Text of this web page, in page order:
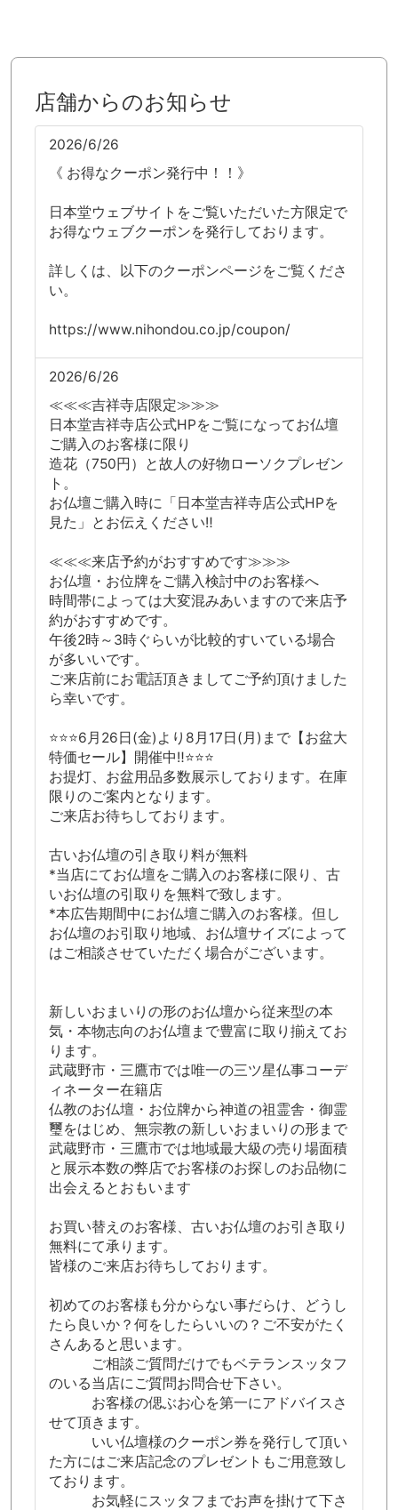
店舗からのお知らせ
2026/6/26
《 お得なクーポン発行中！！》
日本堂ウェブサイトをご覧いただいた方限定で
お得なウェブクーポンを発行しております。
詳しくは、以下のクーポンページをご覧くださ
い。
https://www.nihondou.co.jp/coupon/
2026/6/26
≪≪≪吉祥寺店限定≫≫≫
日本堂吉祥寺店公式HPをご覧になってお仏壇
ご購入のお客様に限り
造花（750円）と故人の好物ローソクプレゼン
ト。
お仏壇ご購入時に「日本堂吉祥寺店公式HPを
見た」とお伝えください‼
≪≪≪来店予約がおすすめです≫≫≫
お仏壇・お位牌をご購入検討中のお客様へ
時間帯によっては大変混みあいますので来店予
約がおすすめです。
午後2時～3時ぐらいが比較的すいている場合
が多いいです。
ご来店前にお電話頂きましてご予約頂けました
ら幸いです。
⭐⭐⭐6月26日(金)より8月17日(月)まで【お盆大
特価セール】開催中‼⭐⭐⭐
お提灯、お盆用品多数展示しております。在庫
限りのご案内となります。
ご来店お待ちしております。
古いお仏壇の引き取り料が無料
*当店にてお仏壇をご購入のお客様に限り、古
いお仏壇の引取りを無料で致します。
*本広告期間中にお仏壇ご購入のお客様。但し
お仏壇のお引取り地域、お仏壇サイズによって
はご相談させていただく場合がございます。
新しいおまいりの形のお仏壇から従来型の本
気・本物志向のお仏壇まで豊富に取り揃えてお
ります。
武蔵野市・三鷹市では唯一の三ツ星仏事コーデ
ィネーター在籍店
仏教のお仏壇・お位牌から神道の祖霊舎・御霊
璽をはじめ、無宗教の新しいおまいりの形まで
武蔵野市・三鷹市では地域最大級の売り場面積
と展示本数の弊店でお客様のお探しのお品物に
出会えるとおもいます
お買い替えのお客様、古いお仏壇のお引き取り
無料にて承ります。
皆様のご来店お待ちしております。
初めてのお客様も分からない事だらけ、どうし
たら良いか？何をしたらいいの？ご不安がたく
さんあると思います。
ご相談ご質問だけでもベテランスッタフ
のいる当店にご質問お問合せ下さい。
お客様の偲ぶお心を第一にアドバイスさ
せて頂きます。
いい仏壇様のクーポン券を発行して頂い
た方にはご来店記念のプレゼントもご用意致し
ております。
お気軽にスッタフまでお声を掛けて下さ